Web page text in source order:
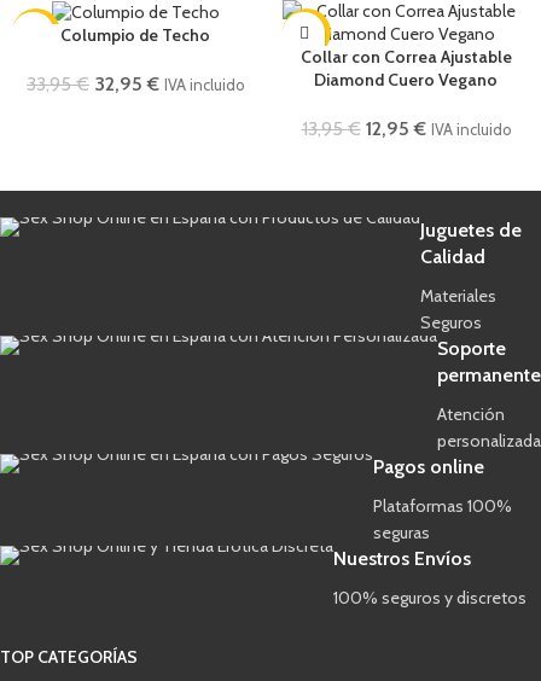
Columpio de Techo
33,95€ 32,95€ IVA incluido
-7%
Collar con Correa Ajustable
Diamond Cuero Vegano
13,95€ 12,95€ IVA incluido
Juguetes de
Calidad
Materiales
Seguros
Soporte
permanente
Atención
personalizada
Pagos online
Plataformas 100%
seguras
Nuestros Envíos
100% seguros y discretos
TOP CATEGORÍAS